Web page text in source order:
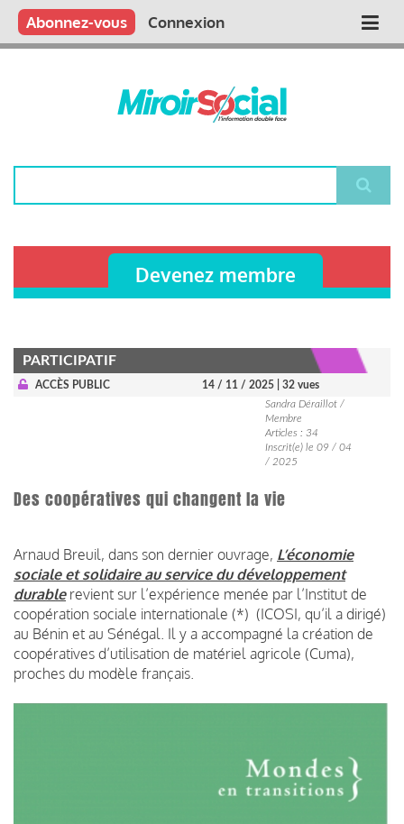
Aller
contenu
Main
Qui sommes nous ?
Vous publiez
Nous publions
Contactez-nous
Abonnez-vous Connexion
Devenez membre
PARTICIPATIF
ACCÈS PUBLIC 14 / 11 / 2025
| 32 vues
Sandra Déraillot /
Membre
Articles : 34
Inscrit(e) le 09 / 04
/ 2025
Des coopératives qui changent la vie
Arnaud Breuil, dans son dernier ouvrage, L’économie
sociale et solidaire au service du développement
durablerevient sur l’expérience menée par l’Institut de
coopération sociale internationale (*) (ICOSI, qu’il a dirigé)
au Bénin et au Sénégal. Il y a accompagné la création de
coopératives d’utilisation de matériel agricole (Cuma),
proches du modèle français.